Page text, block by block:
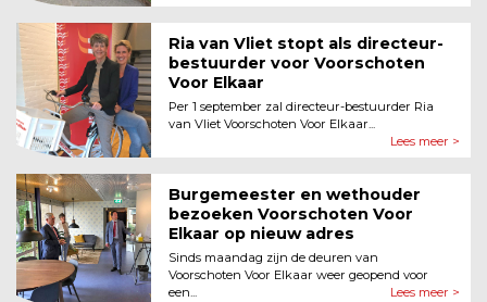
Ria van Vliet stopt als directeur-
bestuurder voor Voorschoten
Voor Elkaar
Per 1 september zal directeur-bestuurder Ria
van Vliet Voorschoten Voor Elkaar...
Lees meer >
Burgemeester en wethouder
bezoeken Voorschoten Voor
Elkaar op nieuw adres
Sinds maandag zijn de deuren van
Voorschoten Voor Elkaar weer geopend voor
een...
Lees meer >